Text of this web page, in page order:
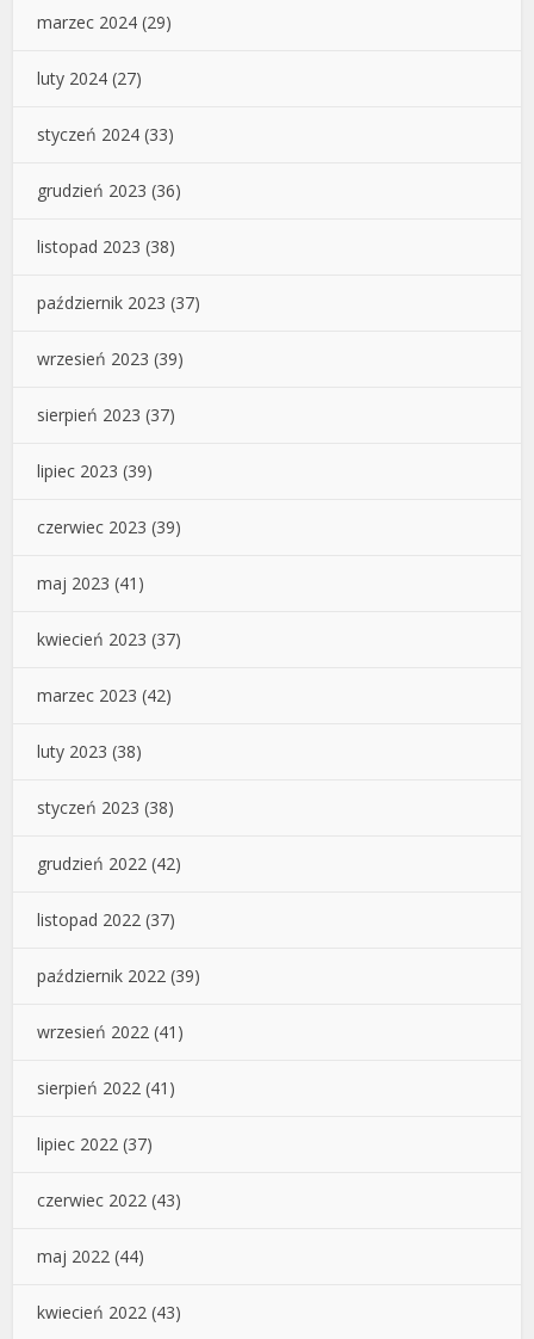
marzec 2024 (29)
luty 2024 (27)
styczeń 2024 (33)
grudzień 2023 (36)
listopad 2023 (38)
październik 2023 (37)
wrzesień 2023 (39)
sierpień 2023 (37)
lipiec 2023 (39)
czerwiec 2023 (39)
maj 2023 (41)
kwiecień 2023 (37)
marzec 2023 (42)
luty 2023 (38)
styczeń 2023 (38)
grudzień 2022 (42)
listopad 2022 (37)
październik 2022 (39)
wrzesień 2022 (41)
sierpień 2022 (41)
lipiec 2022 (37)
czerwiec 2022 (43)
maj 2022 (44)
kwiecień 2022 (43)